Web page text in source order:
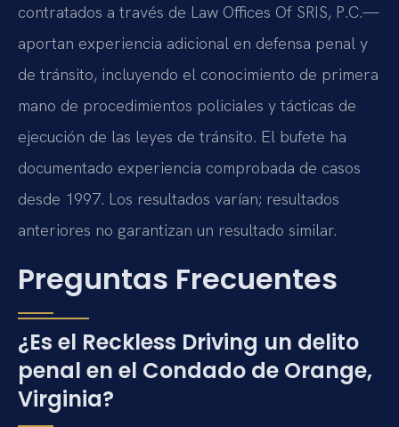
contratados a través de Law Offices Of SRIS, P.C.—
aportan experiencia adicional en defensa penal y
de tránsito, incluyendo el conocimiento de primera
mano de procedimientos policiales y tácticas de
ejecución de las leyes de tránsito. El bufete ha
documentado experiencia comprobada de casos
desde 1997. Los resultados varían; resultados
anteriores no garantizan un resultado similar.
Preguntas Frecuentes
¿Es el Reckless Driving un delito
penal en el Condado de Orange,
Virginia?